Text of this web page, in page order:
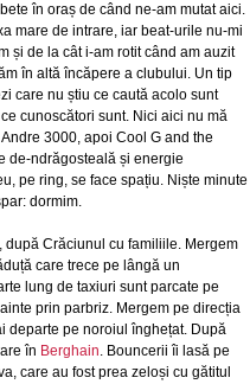
în oraș de când ne-am mutat aici.
mare de intrare, iar beat-urile nu-mi
și de la cât i-am rotit când am auzit
în altă încăpere a clubului. Un tip
care nu știu ce caută acolo sunt
cunoscători sunt. Nici aici nu mă
3000, apoi Cool G and the
de-ndrăgosteală și energie
pe ring, se face spațiu. Niște minute
dormim.
Crăciunul cu familiile. Mergem
care trece pe lângă un
lung de taxiuri sunt parcate pe
prin parbriz. Mergem pe direcția
departe pe noroiul înghețat. După
în Berghain. Bouncerii îi lasă pe
care au fost prea zeloși cu gătitul